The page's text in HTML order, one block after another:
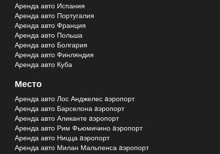
Аренда авто Испания
Аренда авто Португалия
Аренда авто Франция
Аренда авто Польша
Аренда авто Болгария
Аренда авто Финляндия
Аренда авто Куба
Место
Аренда авто Лос Анджелес aэропорт
Аренда авто Барселона aэропорт
Аренда авто Аликанте aэропорт
Аренда авто Рим Фьюмичино aэропорт
Аренда авто Ницца aэропорт
Аренда авто Милан Мальпенса aэропорт